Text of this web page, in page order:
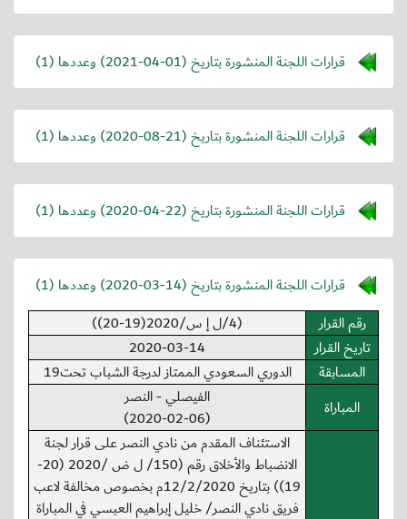
قرارات اللجنة المنشورة بتاريخ (2021-04-01) وعددها (1)
قرارات اللجنة المنشورة بتاريخ (2020-08-21) وعددها (1)
قرارات اللجنة المنشورة بتاريخ (2020-04-22) وعددها (1)
قرارات اللجنة المنشورة بتاريخ (2020-03-14) وعددها (1)
رقم القرار
(4/ل إ س/2020(19-20))
تاريخ القرار
2020-03-14
المسابقة
الدوري السعودي الممتاز لدرجة الشباب تحت19
المباراة
الفيصلي - النصر
(2020-02-06)
الاستئناف المقدم من نادي النصر على قرار لجنة
الانضباط والأخلاق رقم (150/ ل ض /2020 (20-
19)) بتاريخ 12/2/2020م بخصوص مخالفة لاعب
فريق نادي النصر/ خليل إبراهيم العبسي في المباراة